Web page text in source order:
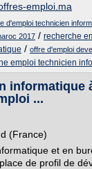
emploi.ma
d'emploi technicien
2017 / recherche
/ offre d'emploi
emploi technicien
informatique
...
(France)
et en
de profil de